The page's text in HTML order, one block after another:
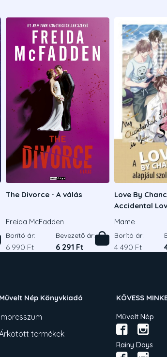
The Divorce - A válás
Freida McFadden
Borító ár:
6 990 Ft
Bevezető ár:
6 291 Ft
Love By
Accidental
Mame
Borító ár:
4 490 Ft
Művelt Nép Könyvkiadó
Impresszum
termékek
KÖVESS
Művelt Nép
Rainy Days